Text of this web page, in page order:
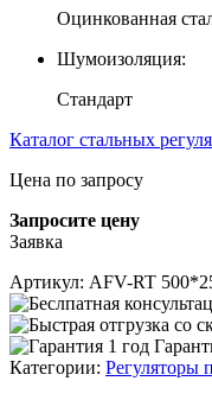
Оцинкованная
Шумоизоляция:
Стандарт
Каталог стальных
Цена по запросу
Запросите цену
Заявка
Артикул: AFV-RT
Категории: Регуляторы